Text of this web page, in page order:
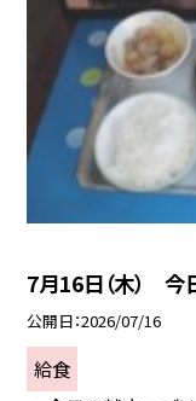
7月16日（木） 今
公開日 2026/07/16
給食